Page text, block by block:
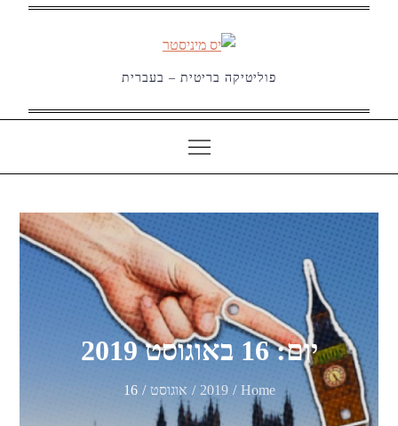
פוליטיקה בריטית – בעברית
יום:16 באוגוסט 2019
Home
2019 אוגוסט 16